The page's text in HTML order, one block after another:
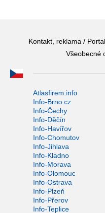
Kontakt, reklama /
Všeobecné
Atlasfirem.info
Info-Brno.cz
Info-Čechy
Info-Děčín
Info-Havířov
Info-Chomutov
Info-Jihlava
Info-Kladno
Info-Morava
Info-Olomouc
Info-Ostrava
Info-Plzeň
Info-Přerov
Info-Teplice